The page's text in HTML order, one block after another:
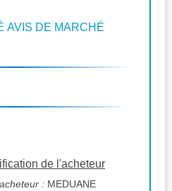
AVIS DE MARCHÉ
de l'acheteur
: MEDUANE